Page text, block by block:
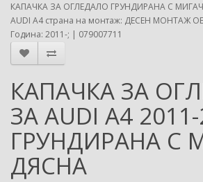
КАПАЧКА ЗА ОГЛЕДАЛО ГРУНДИРАНА С
AUDI A4 страна на монтаж: ДЕСЕН МОНТАЖ
Година: 2011-; | 079007711
КАПАЧКА ЗА
ЗА AUDI A4
ГРУНДИРАНА С
ДЯСНА